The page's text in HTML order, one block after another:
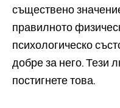
съществено
правилното
психологическо
добре за него. Тези
постигнете това.